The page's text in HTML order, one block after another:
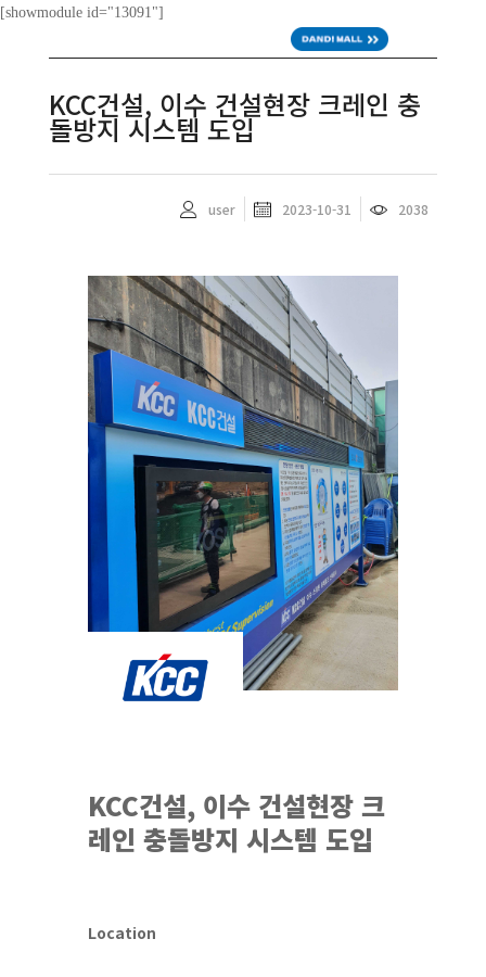
[showmodule id="13091"]
KCC건설, 이수 건설현장 크레인 충
돌방지 시스템 도입
user 2023-10-31 2038
KCC건설, 이수 건설현장 크
레인 충돌방지 시스템 도입
Location